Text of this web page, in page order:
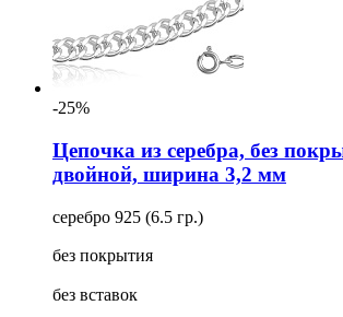
-25%
Цепочка из серебра, без
двойной, ширина 3,2 мм
серебро 925 (6.5 гр.)
без покрытия
без вставок